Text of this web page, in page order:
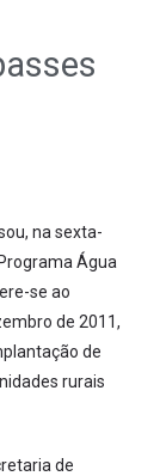
na sexta-
Água
se ao
de 2011,
de
rurais
de